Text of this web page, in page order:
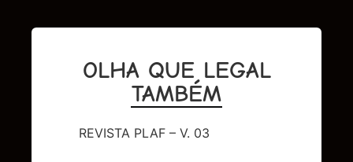
OLHA QUE LEGAL
TAMBÉM
REVISTA PLAF – V. 03